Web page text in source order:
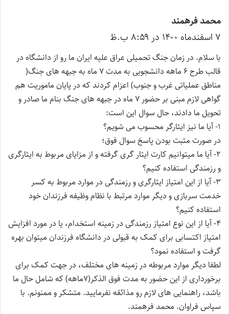
محمد فرهمند
ف
ت
:
۷ اسفند‌ماه ۱۴۰۰ در ۸:۵۹ ب.ظ
با سلام. در زمان جنگ تحمیلی عراق علیه ایران ما رو از دانشگاه در
قالب طرح ۶ ماهه دانشجویی به مدت ۷ ماه به جبهه های جنگ(
مناطق عملیاتی غرب و جنوب) اعزام کردند که در پایان ماموریت هم
گواهی لازم مبنی بر حضور ۷ ماه در جبهه های جنگ بنام ما صادر و
تحویل ما دادند، حال سوال این است:
۱- آیا ما نیز ایثارگر محسوب می شویم؟
در صورت مثبت بودن پاسخ سوال فوق؛
۲- آیا ما میتوانیم کارت ایثار گری گرفته و از مزایای مربوط به ایثارگری
و رزمندگی استفاده کنیم؟
۳- آیا از این امتیاز ایثارگری و رزمندگی در موارد مربوط به کسر
خدمت سربازی و دیگر موارد مرتبط با نظام وظیفه فرزندان خود
استفاده کنیم؟
۴- آیا از این نوع امتیاز رزمندگی در زمینه استخدام، یا در مورد افزایش
امتیاز اکتسابی برای کمک به قبولی در دانشگاه فرزندان میتوان بهره
گرفت و استفاده نمود؟
لطفا دیگر موارد مربوطه در زمینه های مختلف، در جهت کمک برای
برخورداری از این حضور به مدت فوق الذکر(۷ماهه) که شامل حال ما
باشد، راهنمایی های لازم رو مذائقه نفرمایید. متشکر و ممنونم. با
سپاس فراوان. محمد فرهمند.